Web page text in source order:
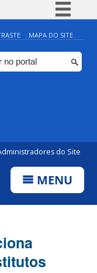
BR
Participe
MAPA DO SITE
do Site
MENU